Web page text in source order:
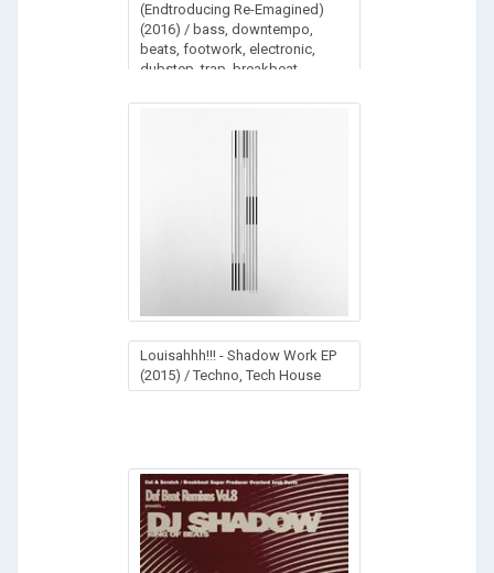
(Endtroducing Re-Emagined)
(2016) / bass, downtempo,
beats, footwork, electronic,
dubstep, trap, breakbeat,
Louisahhh!!! - Shadow Work EP
(2015) / Techno, Tech House